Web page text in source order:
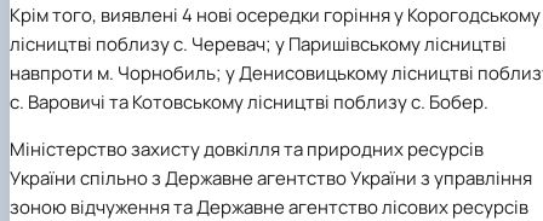
Крім того, виявлені 4 нові осередки горіння у Корогодському
лісництві поблизу с. Черевач; у Паришівському лісництві
навпроти м. Чорнобиль; у Денисовицькому лісництві
с. Варовичі та Котовському лісництві поблизу с. Бобер.
Міністерство захисту довкілля та природних ресурсів
України спільно з Державне агентство України з управління
зоною відчуження та Державне агентство лісових ресурсів